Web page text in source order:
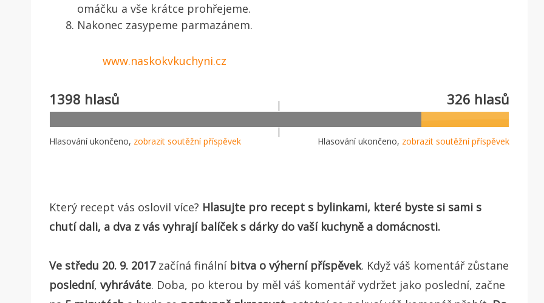
omáčku a vše krátce prohřejeme.
Nakonec zasypeme parmazánem.
www.naskokvkuchyni.cz
1398 hlasů 326 hlasů
Hlasování ukončeno, zobrazit soutěžní příspěvek Hlasování ukončeno, zobrazit soutěžní příspěvek
Který recept vás oslovil více? Hlasujte pro recept s bylinkami, které byste si sami s
chutí dali, a dva z vás vyhrají balíček s dárky do vaší kuchyně a domácnosti.
Ve středu 20. 9. 2017 začíná finální bitva o výherní příspěvek. Když váš komentář zůstane
poslední, vyhráváte. Doba, po kterou by měl váš komentář vydržet jako poslední, začne